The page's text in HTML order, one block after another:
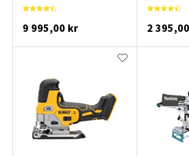
2X5,0AH
9 995,00 kr 2